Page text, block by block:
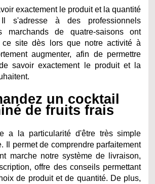
exactement le produit et la quantité
s'adresse à des professionnels
marchands de quatre-saisons ont
site dès lors que notre activité à
augmenter, afin de permettre
savoir exactement le produit et la
un cocktail
de fruits frais
a la particularité d'être très simple
Il permet de comprendre parfaitement
marche notre système de livraison,
offre des conseils permettant
de produit et de quantité. De plus,